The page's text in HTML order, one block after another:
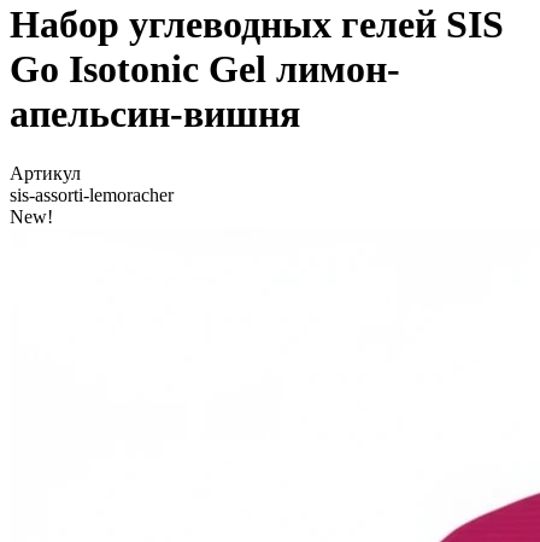
Набор углеводных гелей SIS
Go Isotonic Gel лимон-
апельсин-вишня
Артикул
sis-assorti-lemoracher
New!